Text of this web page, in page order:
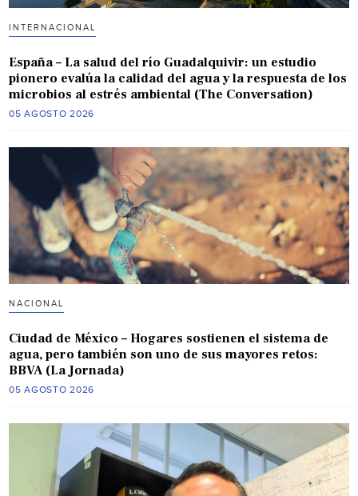
INTERNACIONAL
España – La salud del río Guadalquivir: un estudio
pionero evalúa la calidad del agua y la respuesta de los
microbios al estrés ambiental (The Conversation)
05 AGOSTO 2026
NACIONAL
Ciudad de México – Hogares sostienen el sistema de
agua, pero también son uno de sus mayores retos:
BBVA (La Jornada)
05 AGOSTO 2026